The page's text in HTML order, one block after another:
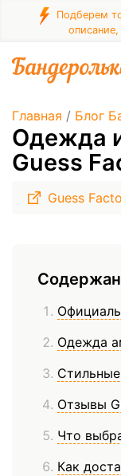
Подберем
Главная / Блог
Одежда
Guess
Guess
Одежда
Отзывы
Что
Как